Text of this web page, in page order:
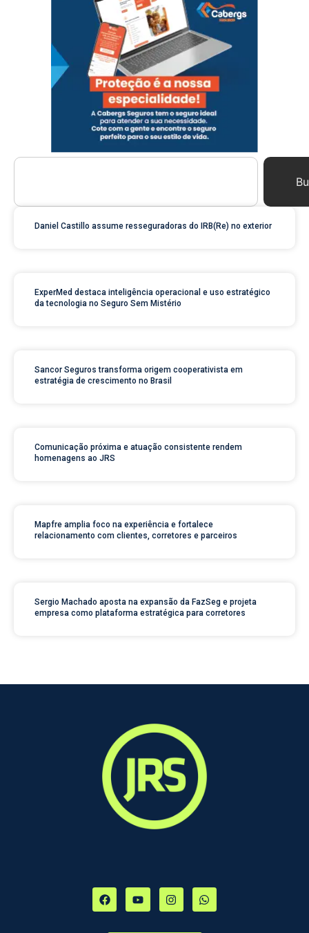
Daniel Castillo assume resseguradoras do IRB(Re) no exterior
ExperMed destaca inteligência operacional e uso estratégico
da tecnologia no Seguro Sem Mistério
Sancor Seguros transforma origem cooperativista em
estratégia de crescimento no Brasil
Comunicação próxima e atuação consistente rendem
homenagens ao JRS
Mapfre amplia foco na experiência e fortalece
relacionamento com clientes, corretores e parceiros
Sergio Machado aposta na expansão da FazSeg e projeta
empresa como plataforma estratégica para corretores